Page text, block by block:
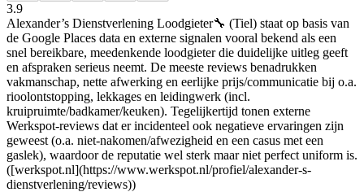
3.9
Alexander’s Dienstverlening Loodgieter🔧 (Tiel) staat op basis van
de Google Places data en externe signalen vooral bekend als een
snel bereikbare, meedenkende loodgieter die duidelijke uitleg geeft
en afspraken serieus neemt. De meeste reviews benadrukken
vakmanschap, nette afwerking en eerlijke prijs/communicatie bij o.a.
rioolontstopping, lekkages en leidingwerk (incl.
kruipruimte/badkamer/keuken). Tegelijkertijd tonen externe
Werkspot-reviews dat er incidenteel ook negatieve ervaringen zijn
geweest (o.a. niet-nakomen/afwezigheid en een casus met een
gaslek), waardoor de reputatie wel sterk maar niet perfect uniform is.
([werkspot.nl](https://www.werkspot.nl/profiel/alexander-s-
dienstverlening/reviews))